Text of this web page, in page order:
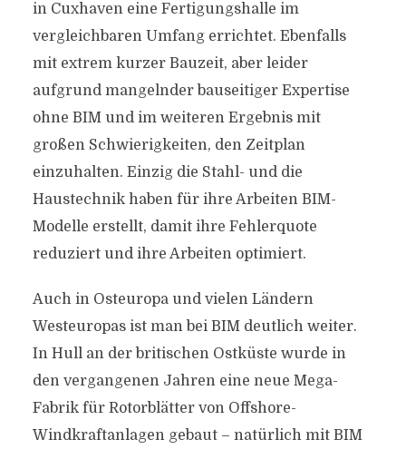
in Cuxhaven eine Fertigungshalle im
vergleichbaren Umfang errichtet. Ebenfalls
mit extrem kurzer Bauzeit, aber leider
aufgrund mangelnder bauseitiger Expertise
ohne BIM und im weiteren Ergebnis mit
großen Schwierigkeiten, den Zeitplan
einzuhalten. Einzig die Stahl- und die
Haustechnik haben für ihre Arbeiten BIM-
Modelle erstellt, damit ihre Fehlerquote
reduziert und ihre Arbeiten optimiert.
Auch in Osteuropa und vielen Ländern
Westeuropas ist man bei BIM deutlich weiter.
In Hull an der britischen Ostküste wurde in
den vergangenen Jahren eine neue Mega-
Fabrik für Rotorblätter von Offshore-
Windkraftanlagen gebaut – natürlich mit BIM